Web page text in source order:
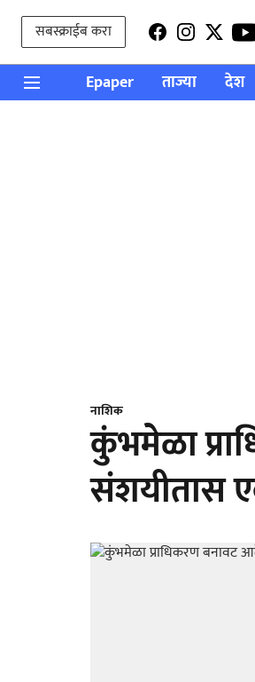
सबस्क्राईब करा
Epaper ताज्या देश
नाशिक
कुंभमेळा
संशयीतास